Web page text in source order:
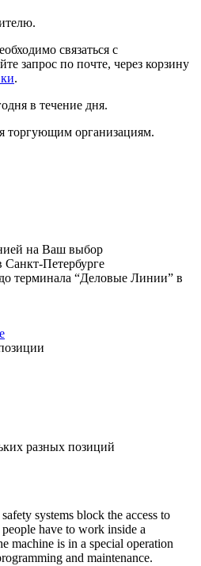
связаться с
запрос по почте, через корзину
.
в течение дня.
торгующим организациям.
на Ваш выбор
Санкт-Петербурге
терминала “Деловые Линии” в
разных позиций
systems block the access to
have to work inside a
machine is in a special operation
and maintenance.